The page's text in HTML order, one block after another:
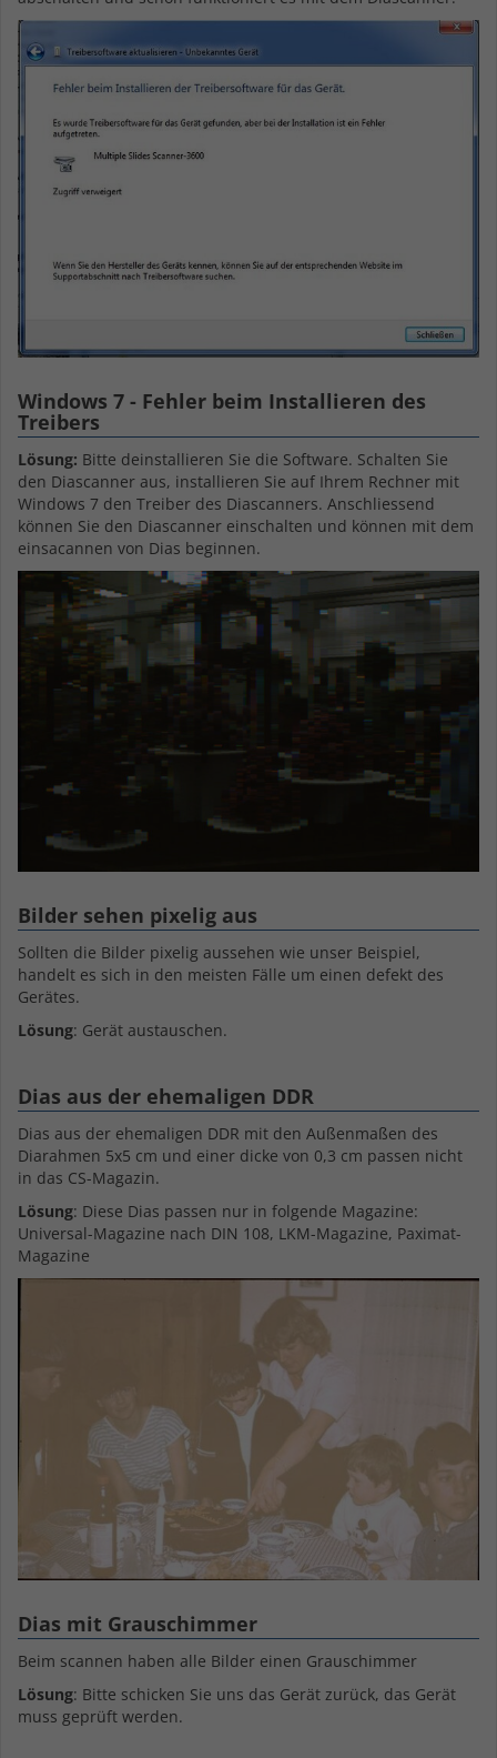
Windows 7 - Fehler beim Installieren des
Treibers
Lösung: Bitte deinstallieren Sie die Software. Schalten Sie
den Diascanner aus, installieren Sie auf Ihrem Rechner mit
Windows 7 den Treiber des Diascanners. Anschliessend
können Sie den Diascanner einschalten und können mit dem
einsacannen von Dias beginnen.
Bilder sehen pixelig aus
Sollten die Bilder pixelig aussehen wie unser Beispiel,
handelt es sich in den meisten Fälle um einen defekt des
Gerätes.
Lösung: Gerät austauschen.
Dias aus der ehemaligen DDR
Dias aus der ehemaligen DDR mit den Außenmaßen des
Diarahmen 5x5 cm und einer dicke von 0,3 cm passen nicht
in das CS-Magazin.
Lösung: Diese Dias passen nur in folgende Magazine:
Universal-Magazine nach DIN 108, LKM-Magazine, Paximat-
Magazine
Dias mit Grauschimmer
Beim scannen haben alle Bilder einen Grauschimmer
Lösung: Bitte schicken Sie uns das Gerät zurück, das Gerät
muss geprüft werden.